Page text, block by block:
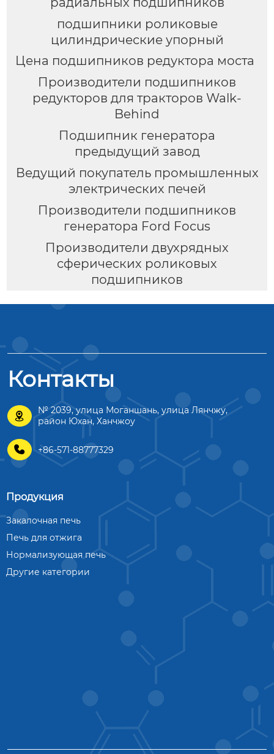
подшипники роликовые
цилиндрические упорный
Цена подшипников редуктора моста
Производители подшипников
редукторов для тракторов Walk-
Behind
Подшипник генератора
предыдущий завод
Ведущий покупатель промышленных
электрических печей
Производители подшипников
генератора Ford Focus
Производители двухрядных
сферических роликовых
подшипников
Контакты

№ 2039, улица Моганшань, улица Лянчжу,
район Юхан, Ханчжоу
 +86-571-88777329
Продукция
Закалочная печь
Печь для отжига
Нормализующая печь
Другие категории